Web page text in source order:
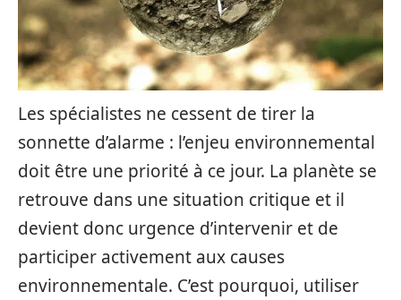
Les spécialistes ne cessent de tirer la
sonnette d’alarme : l’enjeu environnemental
doit être une priorité à ce jour. La planète se
retrouve dans une situation critique et il
devient donc urgence d’intervenir et de
participer activement aux causes
environnementale. C’est pourquoi, utiliser